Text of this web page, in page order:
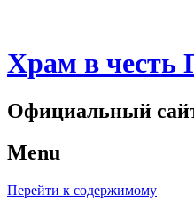
Храм в честь
Официальный
Menu
Перейти к содержимому